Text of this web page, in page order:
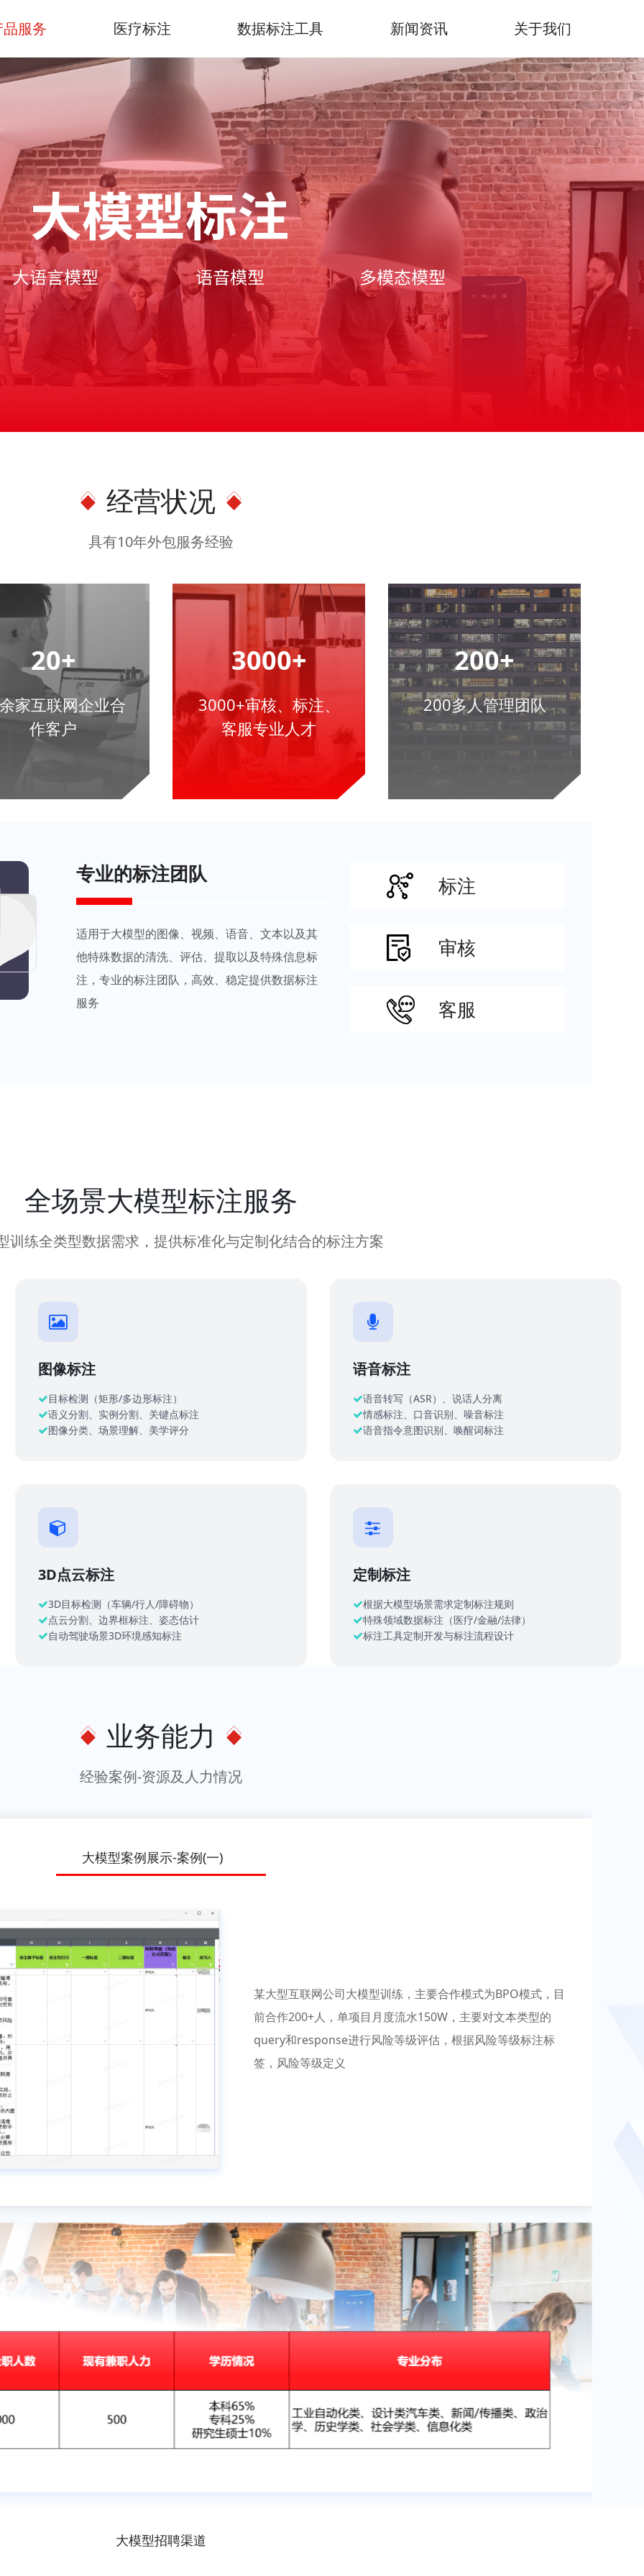
服务 医疗标注 数据标注工具 新闻资讯 关于我们
经营状况
具有10年外包服务经验
20+
家互联网企业合
作客户
3000+
3000+审核、标注、
客服专业人才
200+
200多人管理团队
专业的标注团队
适用于大模型的图像、视频、语音、文本以及其
他特殊数据的清洗、评估、提取以及特殊信息标
注，专业的标注团队，高效、稳定提供数据标注
服务
标注
审核
客服
全场景大模型标注服务
训练全类型数据需求，提供标准化与定制化结合的标注方案
图像标注
目标检测（矩形/多边形标注）
语义分割、实例分割、关键点标注
图像分类、场景理解、美学评分
语音标注
语音转写（ASR）、说话人分离
情感标注、口音识别、噪音标注
语音指令意图识别、唤醒词标注
3D点云标注
3D目标检测（车辆/行人/障碍物）
点云分割、边界框标注、姿态估计
自动驾驶场景3D环境感知标注
定制标注
根据大模型场景需求定制标注规则
特殊领域数据标注（医疗/金融/法律）
标注工具定制开发与标注流程设计
业务能力
经验案例-资源及人力情况
大模型案例展示-案例(一)
某大型互联网公司大模型训练，主要合作模式为BPO模式，目
前合作200+人，单项目月度流水150W，主要对文本类型的
query和response进行风险等级评估，根据风险等级标注标
签，风险等级定义
大模型招聘渠道